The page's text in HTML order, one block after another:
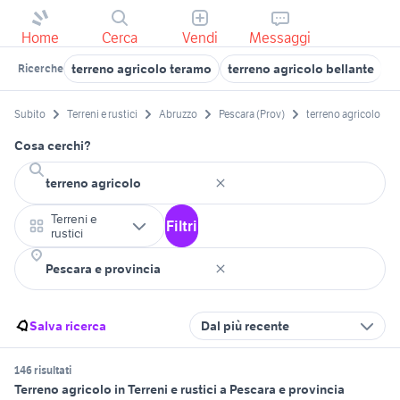
Home Cerca Vendi Messaggi
Ricerche terreno agricolo teramo terreno agricolo bellante
Subito Terreni e rustici Abruzzo Pescara (Prov) terreno agricolo
Cosa cerchi?
Terreni e
rustici
Filtri
Salva ricerca Dal più recente
146 risultati
Terreno agricolo in Terreni e rustici a Pescara e provincia